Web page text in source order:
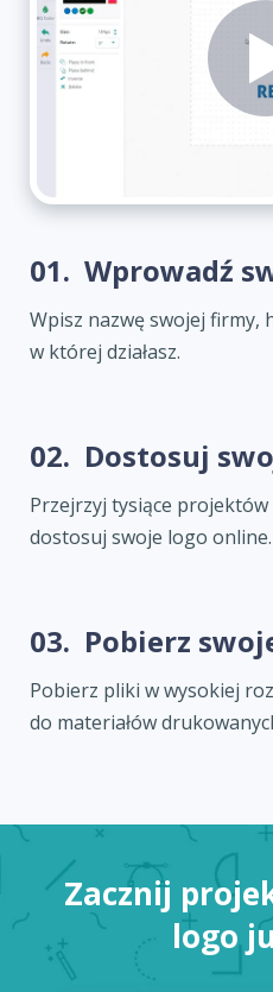
01. Wprowadź
Wpisz nazwę swojej firmy,
w której działasz.
02. Dostosuj
Przejrzyj tysiące
dostosuj swoje logo online.
03. Pobierz
Pobierz pliki w wysokiej
do materiałów
Zacznij
logo